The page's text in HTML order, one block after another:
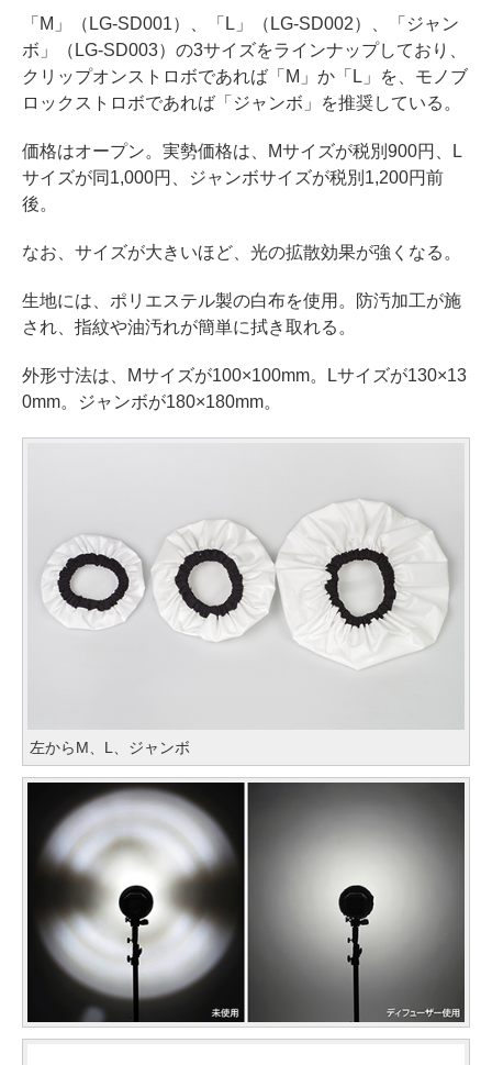
「M」（LG-SD001）、「L」（LG-SD002）、「ジャン
ボ」（LG-SD003）の3サイズをラインナップしており、
クリップオンストロボであれば「M」か「L」を、モノブ
ロックストロボであれば「ジャンボ」を推奨している。
価格はオープン。実勢価格は、Mサイズが税別900円、L
サイズが同1,000円、ジャンボサイズが税別1,200円前
後。
なお、サイズが大きいほど、光の拡散効果が強くなる。
生地には、ポリエステル製の白布を使用。防汚加工が施
され、指紋や油汚れが簡単に拭き取れる。
外形寸法は、Mサイズが100×100mm。Lサイズが130×13
0mm。ジャンボが180×180mm。
左からM、L、ジャンボ